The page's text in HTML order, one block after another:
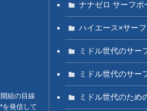
組の目線
を発信して
ナナゼロ サーフボ
ハイエース×サー
ミドル世代のサー
ミドル世代のサー
ミドル世代のため